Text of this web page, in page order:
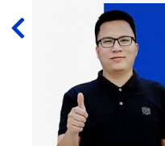
Việc sử dụng PVC nguyên
điều thường thấy ở những
rất quan trọng đối với không
dễ chịu cho hành khách.
dụng thảm từ KATA mà